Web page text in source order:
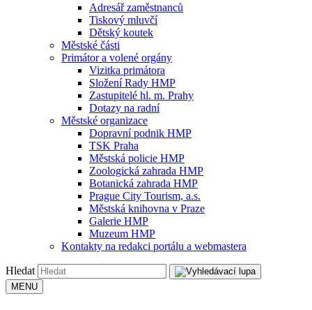
Adresář zaměstnanců
Tiskový mluvčí
Dětský koutek
Městské části
Primátor a volené orgány
Vizitka primátora
Složení Rady HMP
Zastupitelé hl. m. Prahy
Dotazy na radní
Městské organizace
Dopravní podnik HMP
TSK Praha
Městská policie HMP
Zoologická zahrada HMP
Botanická zahrada HMP
Prague City Tourism, a.s.
Městská knihovna v Praze
Galerie HMP
Muzeum HMP
Kontakty na redakci portálu a webmastera
Hledat
MENU